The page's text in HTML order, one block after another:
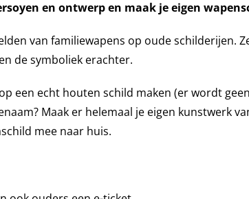
en ontwerp en maak je eigen
van familiewapens op oude schilderijen.
de symboliek erachter.
een echt houten schild maken (er wordt
Maak er helemaal je eigen kunstwerk
mee naar huis.